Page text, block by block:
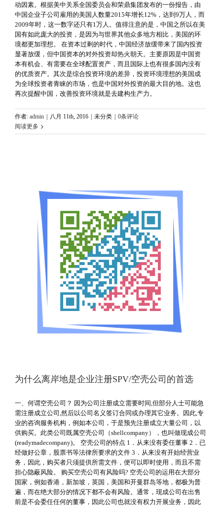
动因素。根据美中关系全国委员会和荣鼎集团发布的一份报告，由
中国企业子公司雇用的美国人数量2015年增长12%，达到9万人，而
2009年时，这一数字还只有1万人。值得注意的是，中国之所以在美
国有如此庞大的投资，是因为与世界其他众多地方相比，美国的环
境都更加理想。 在资本过剩的时代，中国经济放缓带来了国内投资
显著放缓，但中国资本的对外投资却热火朝天。主要原因是中国资
本有机会、有需要在全球配置资产，而且国际上也有很多国内没有
的优质资产。其次是综合投资环境的差异，投资环境理想的美国成
为全球投资者青睐的市场，也是中国对外投资的最大目的地。这也
再次提醒中国，改善投资环境就是去建构生产力。
作者: admin | 八月 11th, 2016 | 未分类 | 0条评论
阅读更多
为什么离岸地是企业注册SPV/空壳公司的首选
一、何谓空壳公司？ 因为公司注册成立需要时间,但部分人士可能急
需注册成立公司,然后以公司名义签订合同或办理其它业务。因此,专
业的咨询服务机构，例如本公司，于是预先注册成立大量公司，以
供购买。此类公司既属空壳公司（shellcompany），也叫做现成公司
(readymadecompany)。 空壳公司的特点 1．从来没有委任董事 2．已
经做好公章，股票书等法律所要求的文件 3．从来没有开始经营业
务，因此，购买者只须提供所需文件，便可以即时使用，而且不需
担心隐蔽风险。 购买空壳公司有风险吗? 空壳公司的运用在大部分
国家，例如香港，新加坡，英国，美国和开曼群岛等地，都极为普
遍，而在绝大部分的情况下都不会有风险。通常，现成公司在出售
前是不会委任任何的董事，因此公司也就没有权力开展业务，因此